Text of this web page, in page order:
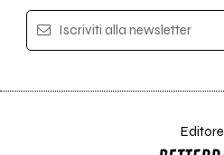
Iscriviti alla newsletter
Editore